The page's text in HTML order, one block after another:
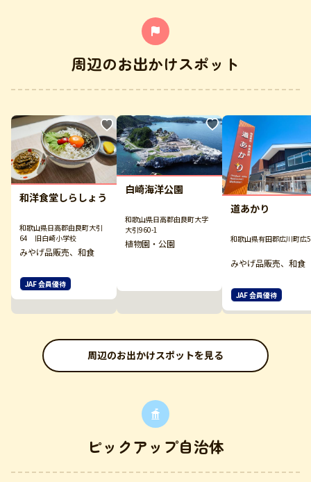
周辺のお出かけスポット
和洋食堂しらしょう
和歌山県日高郡由良町大引
64 旧白崎小学校
みやげ品販売、和食
JAF 会員優待
白崎海洋公園
和歌山県日高郡由良町大字
大引960-1
植物園・公園
道あかり
和歌山県有田郡広川町広
みやげ品販売、和食
JAF 会員優待
周辺のお出かけスポットを見る
ピックアップ自治体